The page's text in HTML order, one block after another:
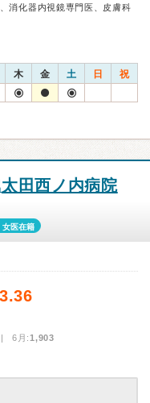
消化器内視鏡専門医、皮膚科
木 金 土 日 祝
太田西ノ内病院
女医在籍
3.36
6月:1,903